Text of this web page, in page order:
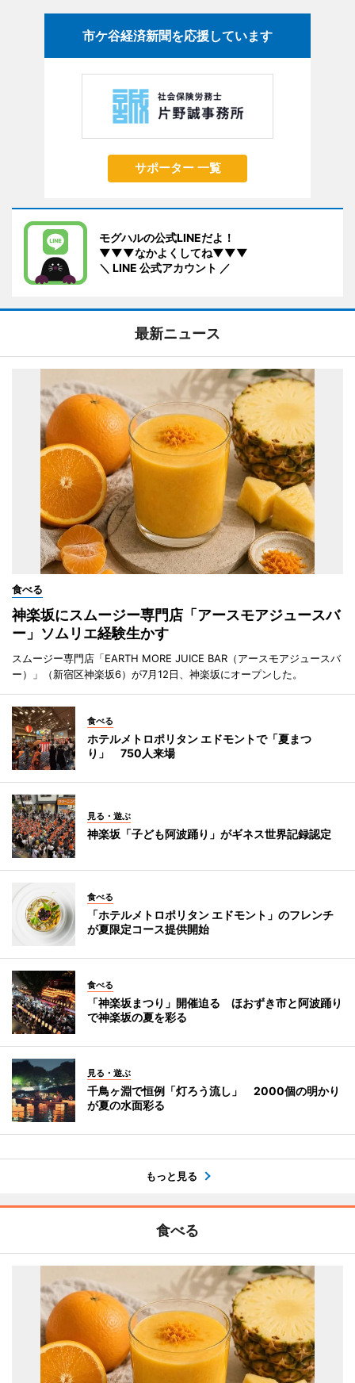
市ケ谷経済新聞を応援しています
サポーター 一覧
モグハルの公式LINEだよ！
▼▼▼なかよくしてね▼▼▼
＼ LINE 公式アカウント ／
最新ニュース
食べる
神楽坂にスムージー専門店「アースモアジュースバ
ー」ソムリエ経験生かす
スムージー専門店「EARTH MORE JUICE BAR（アースモアジュースバ
ー）」（新宿区神楽坂6）が7月12日、神楽坂にオープンした。
食べる
ホテルメトロポリタン エドモントで「夏まつ
り」 750人来場
見る・遊ぶ
神楽坂「子ども阿波踊り」がギネス世界記録認定
食べる
「ホテルメトロポリタン エドモント」のフレンチ
が夏限定コース提供開始
食べる
「神楽坂まつり」開催迫る ほおずき市と阿波踊り
で神楽坂の夏を彩る
見る・遊ぶ
千鳥ヶ淵で恒例「灯ろう流し」 2000個の明かり
が夏の水面彩る
もっと見る
食べる